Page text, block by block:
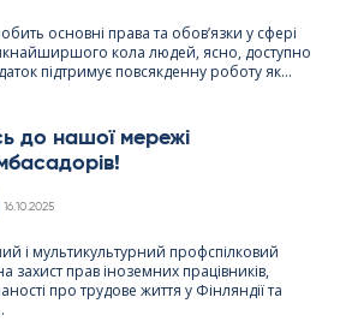
основні права та обов’язки у сфері
кола людей, ясно, доступно
підтримує повсякденну роботу як...
до нашої мережі
16.10.2025
і мультикультурний профспілковий
захист прав іноземних працівників,
про трудове життя у Фінляндії та